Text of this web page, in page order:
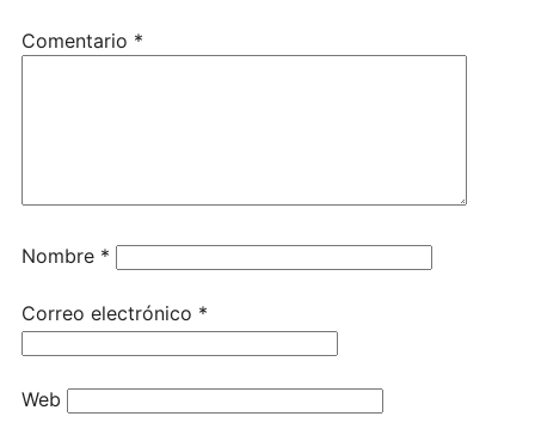
Comentario *
Nombre *
Correo electrónico *
Web